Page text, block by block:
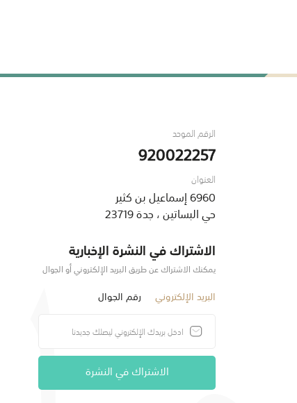
الرقم الموحد
920022257
العنوان
6960 إسماعيل بن كثير
حي البساتين ، جدة 23719
الاشتراك في النشرة الإخبارية
يمكنك الاشتراك عن طريق البريد الإلكتروني أو الجوال
البريد الإلكتروني رقم الجوال
الاشتراك في النشرة